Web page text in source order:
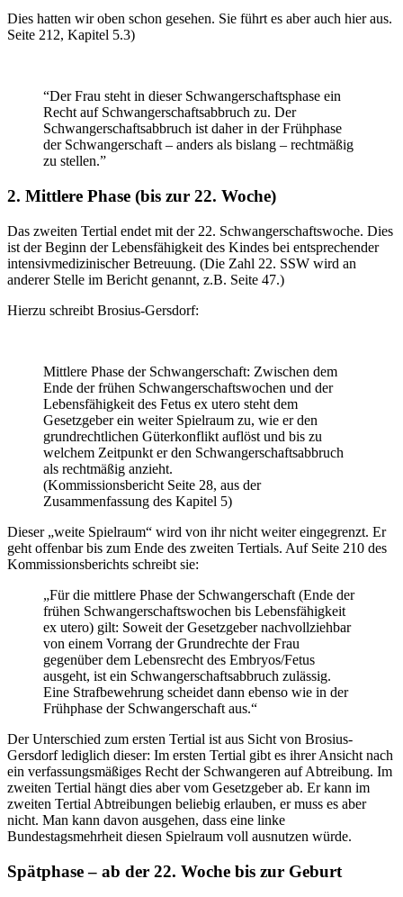
Dies hatten wir oben schon gesehen. Sie führt es aber auch hier aus.
Seite 212, Kapitel 5.3)
“Der Frau steht in dieser Schwangerschaftsphase ein
Recht auf Schwangerschaftsabbruch zu. Der
Schwangerschaftsabbruch ist daher in der Frühphase
der Schwangerschaft – anders als bislang – rechtmäßig
zu stellen.”
2. Mittlere Phase (bis zur 22. Woche)
Das zweiten Tertial endet mit der 22. Schwangerschaftswoche. Dies
ist der Beginn der Lebensfähigkeit des Kindes bei entsprechender
intensivmedizinischer Betreuung. (Die Zahl 22. SSW wird an
anderer Stelle im Bericht genannt, z.B. Seite 47.)
Hierzu schreibt Brosius-Gersdorf:
Mittlere Phase der Schwangerschaft: Zwischen dem
Ende der frühen Schwangerschaftswochen und der
Lebensfähigkeit des Fetus ex utero steht dem
Gesetzgeber ein weiter Spielraum zu, wie er den
grundrechtlichen Güterkonflikt auflöst und bis zu
welchem Zeitpunkt er den Schwangerschaftsabbruch
als rechtmäßig anzieht.
(Kommissionsbericht Seite 28, aus der
Zusammenfassung des Kapitel 5)
Dieser „weite Spielraum“ wird von ihr nicht weiter eingegrenzt. Er
geht offenbar bis zum Ende des zweiten Tertials. Auf Seite 210 des
Kommissionsberichts schreibt sie:
„Für die mittlere Phase der Schwangerschaft (Ende der
frühen Schwangerschaftswochen bis Lebensfähigkeit
ex utero) gilt: Soweit der Gesetzgeber nachvollziehbar
von einem Vorrang der Grundrechte der Frau
gegenüber dem Lebensrecht des Embryos/Fetus
ausgeht, ist ein Schwangerschaftsabbruch zulässig.
Eine Strafbewehrung scheidet dann ebenso wie in der
Frühphase der Schwangerschaft aus.“
Der Unterschied zum ersten Tertial ist aus Sicht von Brosius-
Gersdorf lediglich dieser: Im ersten Tertial gibt es ihrer Ansicht nach
ein verfassungsmäßiges Recht der Schwangeren auf Abtreibung. Im
zweiten Tertial hängt dies aber vom Gesetzgeber ab. Er kann im
zweiten Tertial Abtreibungen beliebig erlauben, er muss es aber
nicht. Man kann davon ausgehen, dass eine linke
Bundestagsmehrheit diesen Spielraum voll ausnutzen würde.
Spätphase – ab der 22. Woche bis zur Geburt